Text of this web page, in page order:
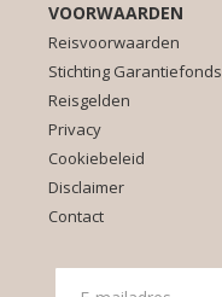
VOORWAARDEN
Reisvoorwaarden
Stichting Garantiefonds
Reisgelden
Privacy
Cookiebeleid
Disclaimer
Contact